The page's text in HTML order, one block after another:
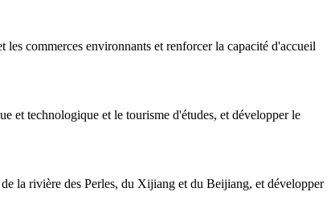
commerces environnants et renforcer la capacité d'accueil
et technologique et le tourisme d'études, et développer le
la rivière des Perles, du Xijiang et du Beijiang, et développer